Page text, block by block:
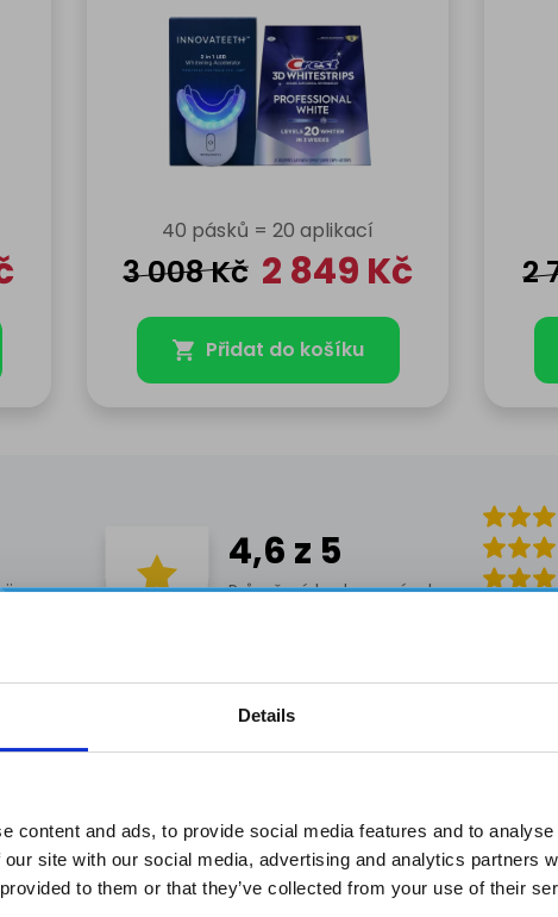
Details
content and ads, to provide social media features and to
site with our social media, advertising and analytics partners
to them or that they’ve collected from your use of their
40 pásků = 20 aplikací
3 008Kč 2 849 Kč
Přidat do košíku
2
jim
4,6 z 5
Průměrné hodnocení od
produktyz naší nabídky!
Souhlasím se zpracováním
osobních údajů a zasíláním